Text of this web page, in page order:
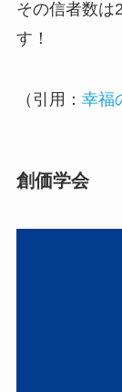
その信者数は
す！
（引用： 幸福
創価学会